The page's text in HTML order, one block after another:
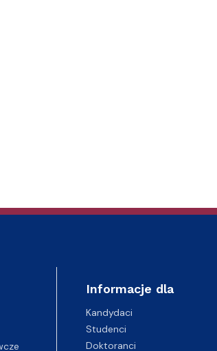
Informacje dla
Kandydaci
Studenci
Doktoranci